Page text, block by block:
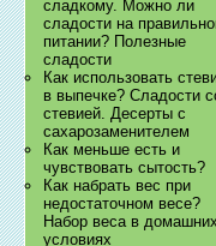
сладкому. Можно ли
сладости на
питании? Полезные
сладости
Как использовать
в выпечке? Сладости
стевией. Десерты с
сахарозаменителем
Как меньше есть и
чувствовать сытость?
Как набрать вес при
недостаточном весе?
Набор веса в домашних
условиях